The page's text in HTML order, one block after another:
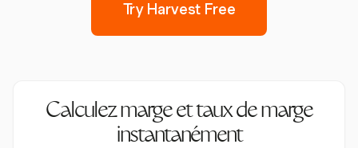
Try Harvest Free
Calculez marge et taux de marge
instantanément